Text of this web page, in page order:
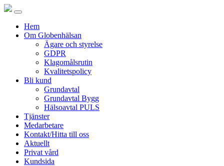
Hem
Om Globenhälsan
Ägare och styrelse
GDPR
Klagomålsrutin
Kvalitetspolicy
Bli kund
Grundavtal
Grundavtal Bygg
Hälsoavtal PULS
Tjänster
Medarbetare
Kontakt/Hitta till oss
Aktuellt
Privat vård
Kundsida